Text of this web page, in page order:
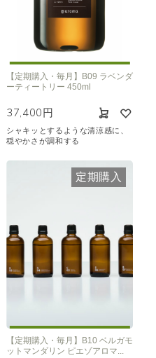
【定期購入・毎月】B09 ラベンダ
ーティートリー 450ml
37,400円
シャキッとするような清涼感に、
穏やかさが調和する
定期購入
【定期購入・毎月】B10 ベルガモ
ットマンダリン ピエゾアロマ...